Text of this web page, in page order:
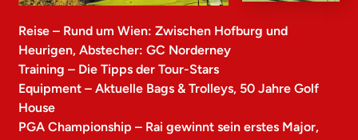
Reise – Rund um Wien: Zwischen Hofburg und
Heurigen, Abstecher: GC Norderney
Training – Die Tipps der Tour-Stars
Equipment – Aktuelle Bags & Trolleys, 50 Jahre Golf
House
PGA Championship – Rai gewinnt sein erstes Major,